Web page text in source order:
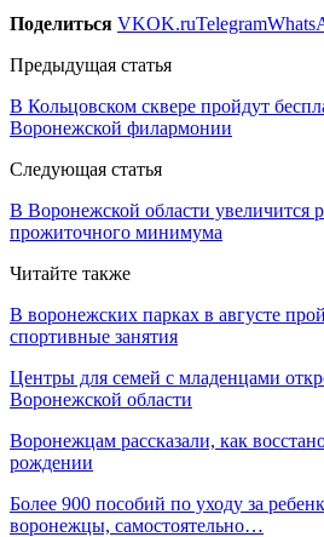
Поделиться VKOK.ruTelegram
Предыдущая статья
В Кольцовском сквере пройдут
Воронежской филармонии
Следующая статья
В Воронежской области увеличится
прожиточного минимума
Читайте также
В воронежских парках в августе
спортивные занятия
Центры для семей с младенцами
Воронежской области
Воронежцам рассказали, как
рождении
Более 900 пособий по уходу за
воронежцы, самостоятельно…